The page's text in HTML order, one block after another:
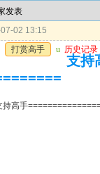
发表
02 13:15
打赏高手 u 历史记录
支持
高手